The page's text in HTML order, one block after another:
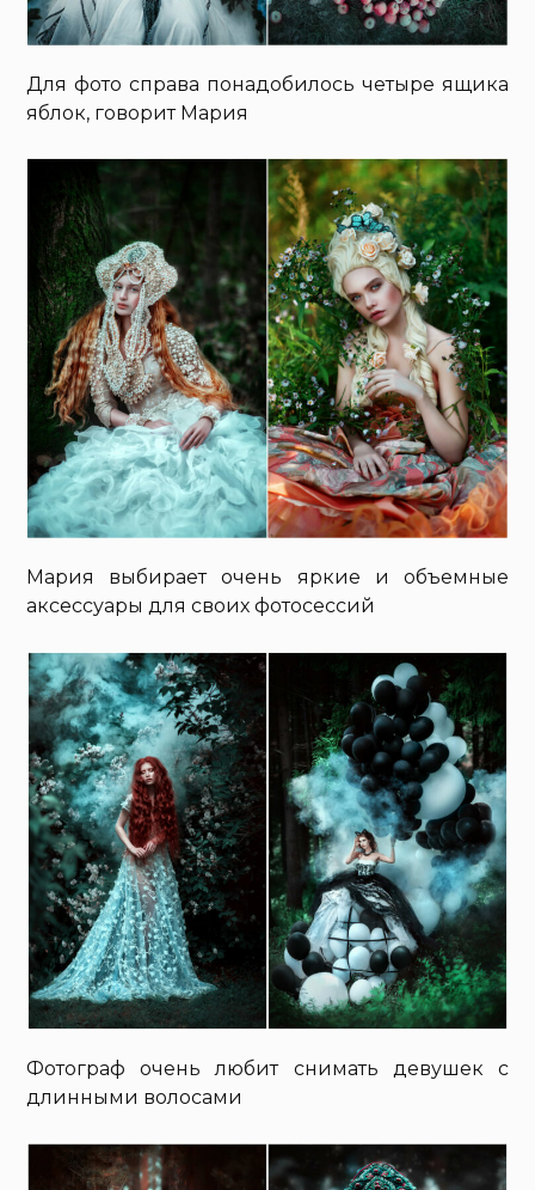
Для фото справа понадобилось четыре ящика
яблок, говорит Мария
Мария выбирает очень яркие и объемные
аксессуары для своих фотосессий
Фотограф очень любит снимать девушек с
длинными волосами